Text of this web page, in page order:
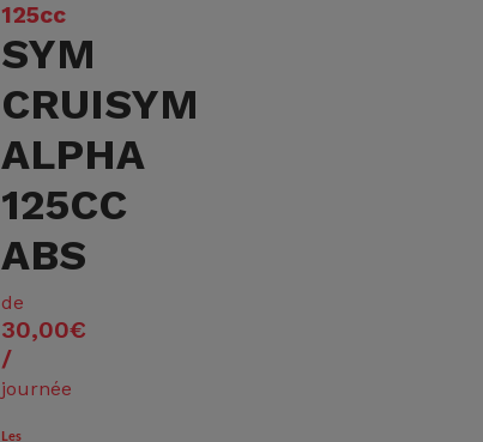
125cc
SYM
CRUISYM
ALPHA
125CC
ABS
de
30,00€
/
journée
Les